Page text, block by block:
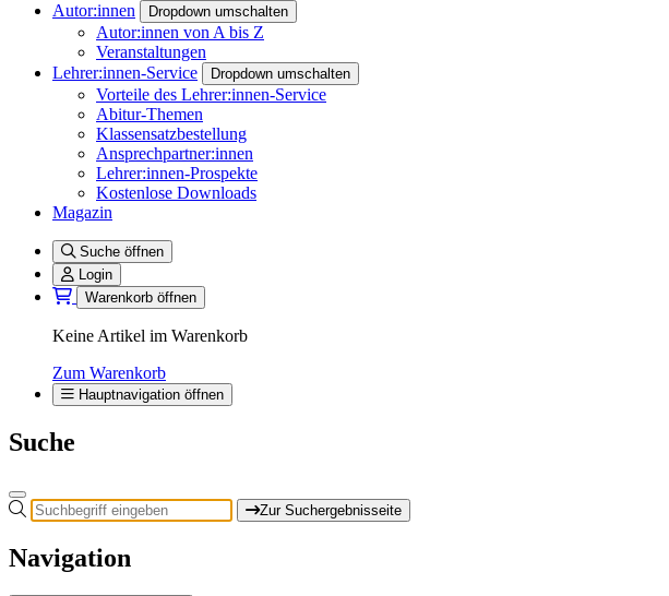
Autor:innen
Dropdown umschalten
Autor:innen von A bis Z
Veranstaltungen
Lehrer:innen-Service
Dropdown umschalten
Vorteile des Lehrer:innen-Service
Abitur-Themen
Klassensatzbestellung
Ansprechpartner:innen
Lehrer:innen-Prospekte
Kostenlose Downloads
Magazin
Suche öffnen
Login
Warenkorb öffnen
Keine Artikel im Warenkorb
Zum Warenkorb
Hauptnavigation öffnen
Suche
Zur Suchergebnisseite
Navigation